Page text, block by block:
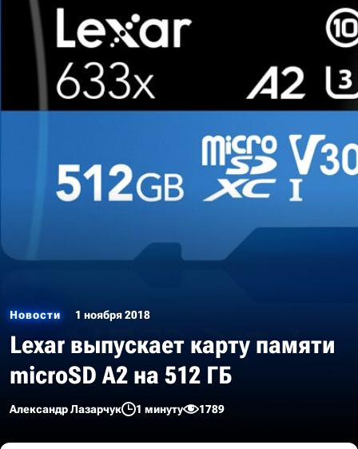
Новости 1 ноября 2018
Lexar выпускает карту памяти
microSD A2 на 512 ГБ
Александр Лазарчук 1 минуту 1789